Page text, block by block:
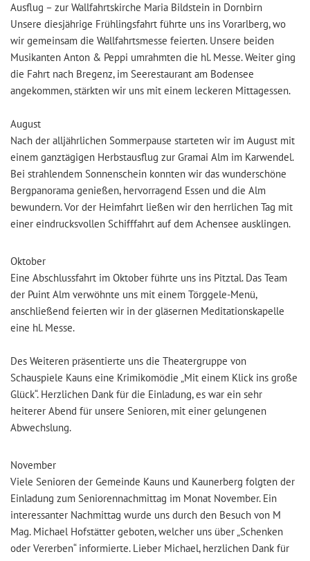
Ausflug – zur Wallfahrtskirche Maria Bildstein in Dornbirn
Unsere diesjährige Frühlingsfahrt führte uns ins Vorarlberg, wo
wir gemeinsam die Wallfahrtsmesse feierten. Unsere beiden
Musikanten Anton & Peppi umrahmten die hl. Messe. Weiter ging
die Fahrt nach Bregenz, im Seerestaurant am Bodensee
angekommen, stärkten wir uns mit einem leckeren Mittagessen.
August
Nach der alljährlichen Sommerpause starteten wir im August mit
einem ganztägigen Herbstausflug zur Gramai Alm im Karwendel.
Bei strahlendem Sonnenschein konnten wir das wunderschöne
Bergpanorama genießen, hervorragend Essen und die Alm
bewundern. Vor der Heimfahrt ließen wir den herrlichen Tag mit
einer eindrucksvollen Schifffahrt auf dem Achensee ausklingen.
Oktober
Eine Abschlussfahrt im Oktober führte uns ins Pitztal. Das Team
der Puint Alm verwöhnte uns mit einem Törggele-Menü,
anschließend feierten wir in der gläsernen Meditationskapelle
eine hl. Messe.
Des Weiteren präsentierte uns die Theatergruppe von
Schauspiele Kauns eine Krimikomödie „Mit einem Klick ins große
Glück“. Herzlichen Dank für die Einladung, es war ein sehr
heiterer Abend für unsere Senioren, mit einer gelungenen
Abwechslung.
November
Viele Senioren der Gemeinde Kauns und Kaunerberg folgten der
Einladung zum Seniorennachmittag im Monat November. Ein
interessanter Nachmittag wurde uns durch den Besuch von M
Mag. Michael Hofstätter geboten, welcher uns über „Schenken
oder Vererben“ informierte. Lieber Michael, herzlichen Dank für